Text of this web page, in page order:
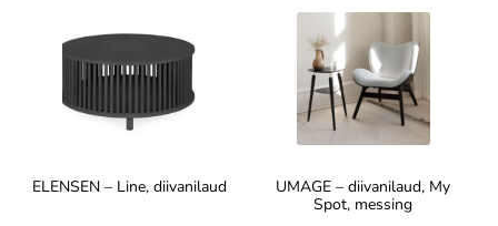
ELENSEN – Line, diivanilaud
UMAGE – diivanilaud, My
Spot, messing